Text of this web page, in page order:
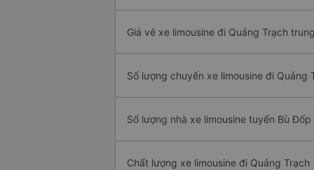
Giá vé xe limousine đi Quảng Trạch
Số lượng chuyến xe limousine đi Quảng
Số lượng nhà xe limousine tuyến Bù
Chất lượng xe limousine đi Quảng Trạch